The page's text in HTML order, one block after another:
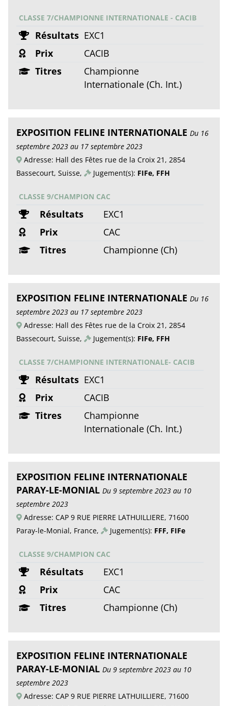
CLASSE 7/CHAMPIONNE INTERNATIONALE - CACIB
Résultats EXC1
Prix
CACIB
Titres
Championne
Internationale (Ch. Int.)
EXPOSITION FELINE INTERNATIONALE Du 16
septembre 2023 au 17 septembre 2023
Adresse: Hall des Fêtes rue de la Croix 21, 2854
Bassecourt, Suisse,
Jugement(s): FIFe, FFH
CLASSE 9/CHAMPION CAC
Résultats
EXC1
Prix
CAC
Titres
Championne (Ch)
EXPOSITION FELINE INTERNATIONALE Du 16
septembre 2023 au 17 septembre 2023
Adresse: Hall des Fêtes rue de la Croix 21, 2854
Bassecourt, Suisse,
Jugement(s): FIFe, FFH
CLASSE 7/CHAMPIONNE INTERNATIONALE- CACIB
Résultats EXC1
Prix
CACIB
Titres
Championne
Internationale (Ch. Int.)
EXPOSITION FELINE INTERNATIONALE
PARAY-LE-MONIAL Du 9 septembre 2023 au 10
septembre 2023
Adresse: CAP 9 RUE PIERRE LATHUILLIERE, 71600
Paray-le-Monial, France,
Jugement(s): FFF, FIFe
CLASSE 9/CHAMPION CAC
Résultats
EXC1
Prix
CAC
Titres
Championne (Ch)
EXPOSITION FELINE INTERNATIONALE
PARAY-LE-MONIAL Du 9 septembre 2023 au 10
septembre 2023
Adresse: CAP 9 RUE PIERRE LATHUILLIERE, 71600